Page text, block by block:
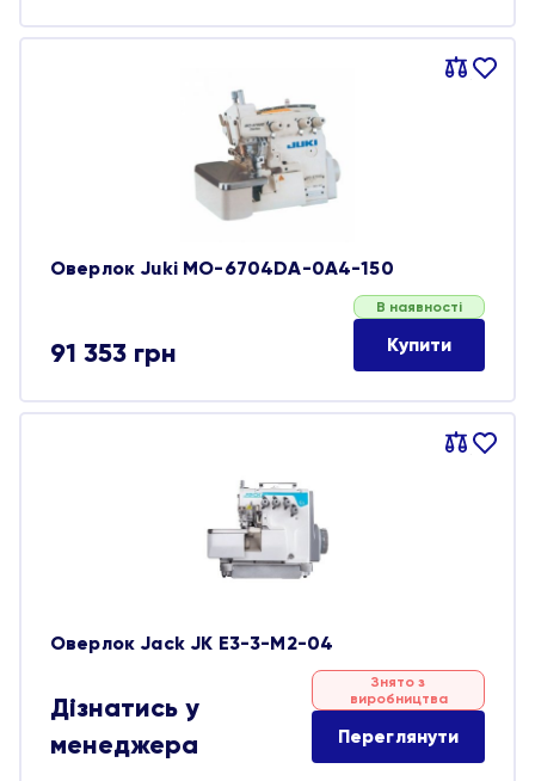
155 371 грн.
31 002 грн.
Порівняти
В
Оверлок Juki MO-6704DA-0A4-150
91 353 грн
В наявності
Купити
Порівняти
В
Оверлок Jack JK E3-3-M2-04
Дізнатись у
менеджера
Знято з
виробництва
Переглянути